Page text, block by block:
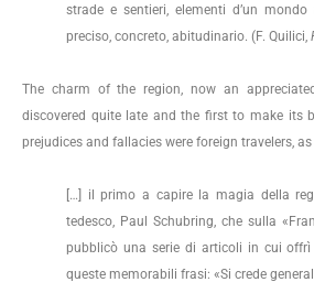
strade e sentieri, elementi d’un
preciso, concreto, abitudinario. (F. Quilici,
The charm of the region, now an
discovered quite late and the first to make its
prejudices and fallacies were foreign travelers,
[…] il primo a capire la magia della
tedesco, Paul Schubring, che sulla
pubblicò una serie di articoli in cui
queste memorabili frasi: «Si crede